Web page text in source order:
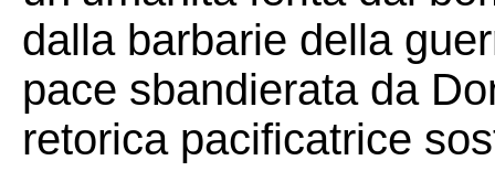
dalla barbarie della
pace sbandierata da
retorica pacificatrice